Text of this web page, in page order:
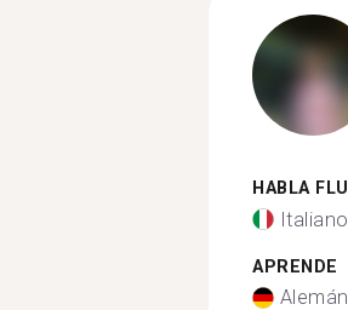
HABLA
Italiano
APRENDE
Alemán